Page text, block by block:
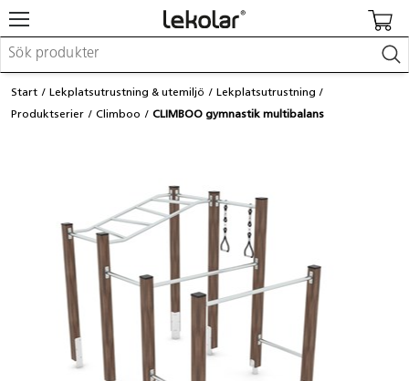
Möbler & inredning
Lekplatsutrustning & utemiljö
Skolförbrukning & kontorsmaterial
Logga in / Registrera dig
Hitta din säljare
Kontakta Lekolar
Start Lekplatsutrustning & utemiljö
Lekplatsutrustning
Produktserier
Climboo CLIMBOO gymnastik multibalans